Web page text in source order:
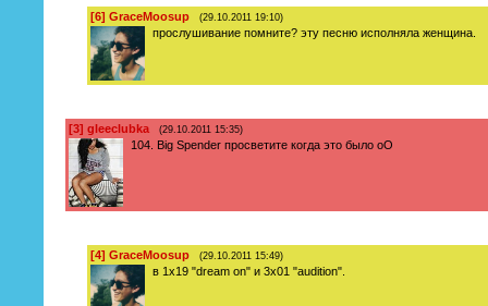
[6] GraceMoosup (29.10.2011 19:10)
прослушивание помните? эту песню исполняла женщина.
[3] gleeclubka (29.10.2011 15:35)
104. Big Spender просветите когда это было оО
[4] GraceMoosup (29.10.2011 15:49)
в 1x19 "dream on" и 3x01 "audition".